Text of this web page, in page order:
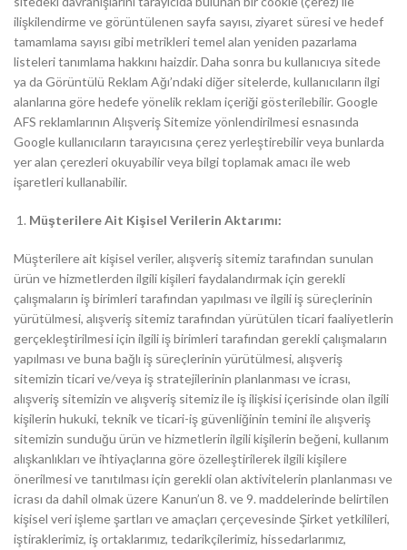
ilişkilendirme ve görüntülenen sayfa sayısı, ziyaret süresi ve hedef
tamamlama sayısı gibi metrikleri temel alan yeniden pazarlama
listeleri tanımlama hakkını haizdir. Daha sonra bu kullanıcıya sitede
ya da Görüntülü Reklam Ağı’ndaki diğer sitelerde, kullanıcıların ilgi
alanlarına göre hedefe yönelik reklam içeriği gösterilebilir. Google
AFS reklamlarının Alışveriş Sitemize yönlendirilmesi esnasında
Google kullanıcıların tarayıcısına çerez yerleştirebilir veya bunlarda
yer alan çerezleri okuyabilir veya bilgi toplamak amacı ile web
işaretleri kullanabilir.
Müşterilere Ait Kişisel Verilerin Aktarımı:
Müşterilere ait kişisel veriler, alışveriş sitemiz tarafından sunulan
ürün ve hizmetlerden ilgili kişileri faydalandırmak için gerekli
çalışmaların iş birimleri tarafından yapılması ve ilgili iş süreçlerinin
yürütülmesi, alışveriş sitemiz tarafından yürütülen ticari faaliyetlerin
gerçekleştirilmesi için ilgili iş birimleri tarafından gerekli çalışmaların
yapılması ve buna bağlı iş süreçlerinin yürütülmesi, alışveriş
sitemizin ticari ve/veya iş stratejilerinin planlanması ve icrası,
alışveriş sitemizin ve alışveriş sitemiz ile iş ilişkisi içerisinde olan ilgili
kişilerin hukuki, teknik ve ticari-iş güvenliğinin temini ile alışveriş
sitemizin sunduğu ürün ve hizmetlerin ilgili kişilerin beğeni, kullanım
alışkanlıkları ve ihtiyaçlarına göre özelleştirilerek ilgili kişilere
önerilmesi ve tanıtılması için gerekli olan aktivitelerin planlanması ve
icrası da dahil olmak üzere Kanun’un 8. ve 9. maddelerinde belirtilen
kişisel veri işleme şartları ve amaçları çerçevesinde Şirket yetkilileri,
iştiraklerimiz, iş ortaklarımız, tedarikçilerimiz, hissedarlarımız,